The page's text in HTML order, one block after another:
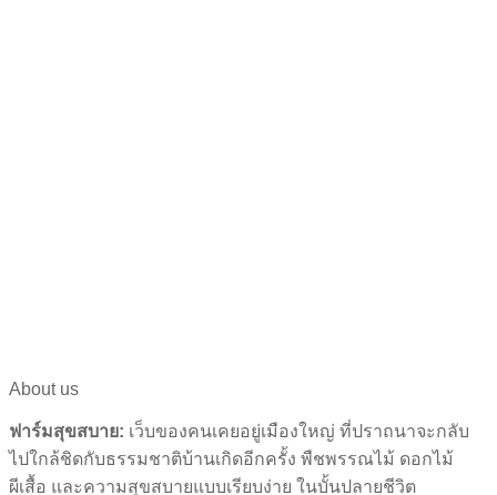
About us
ฟาร์มสุขสบาย: เว็บของคนเคยอยู่เมืองใหญ่ ที่ปราถนาจะกลับ
ไปใกล้ชิดกับธรรมชาติบ้านเกิดอีกครั้ง พืชพรรณไม้ ดอกไม้
ผีเสื้อ และความสุขสบายแบบเรียบง่าย ในบั้นปลายชีวิต